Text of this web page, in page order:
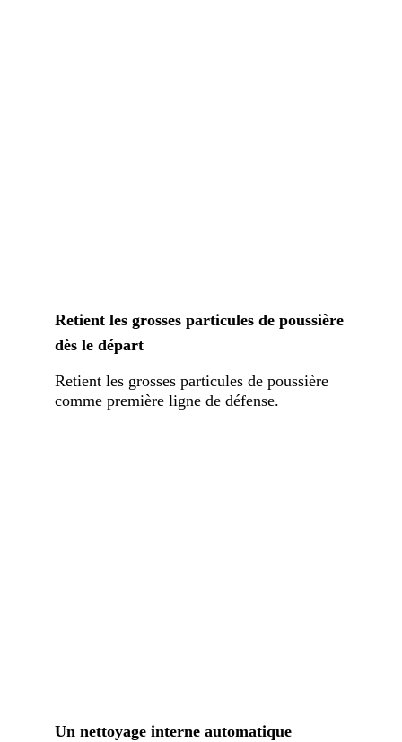
Retient les grosses particules de poussière
dès le départ
Retient les grosses particules de poussière
comme première ligne de défense.
Un nettoyage interne automatique